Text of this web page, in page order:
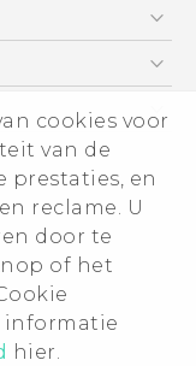
cookies voor
van de
prestaties, en
reclame. U
door te
of het
informatie
hier.
und
guide